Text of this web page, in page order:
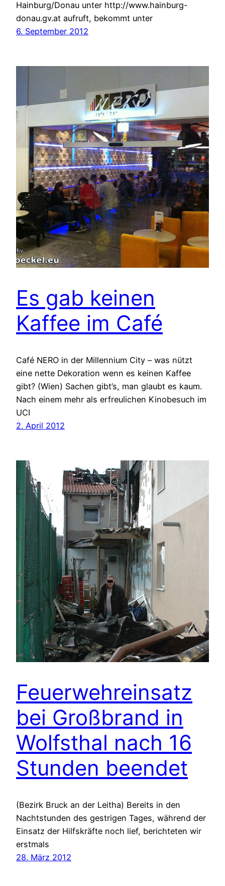
Hainburg/Donau unter http://www.hainburg-
donau.gv.at aufruft, bekommt unter
6. September 2012
Es gab keinen
Kaffee im Café
Café NERO in der Millennium City – was nützt
eine nette Dekoration wenn es keinen Kaffee
gibt? (Wien) Sachen gibt’s, man glaubt es kaum.
Nach einem mehr als erfreulichen Kinobesuch im
UCI
2. April 2012
Feuerwehreinsatz
bei Großbrand in
Wolfsthal nach 16
Stunden beendet
(Bezirk Bruck an der Leitha) Bereits in den
Nachtstunden des gestrigen Tages, während der
Einsatz der Hilfskräfte noch lief, berichteten wir
erstmals
28. März 2012